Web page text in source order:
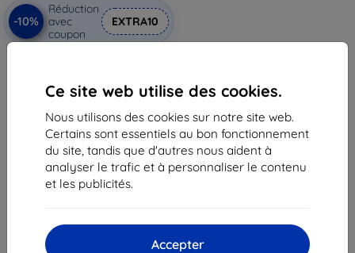
Ce site web utilise des cookies.
Nous utilisons des cookies sur notre site web.
Certains sont essentiels au bon fonctionnement
du site, tandis que d'autres nous aident à
analyser le trafic et à personnaliser le contenu
et les publicités.
Accepter
-10%
Réduction
avec
coupon
EXTRA10
11,90 €
10,72 €
En stock > 5 pièces
du total